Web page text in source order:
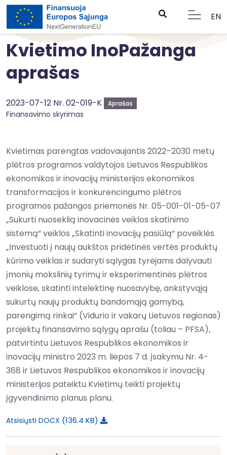
EN
Kvietimo InoPažanga
aprašas
2023-07-12 Nr. 02-019-K Aprašas
Finansavimo skyrimas
Kvietimas parengtas vadovaujantis 2022–2030 metų
plėtros programos valdytojos Lietuvos Respublikos
ekonomikos ir inovacijų ministerijos ekonomikos
transformacijos ir konkurencingumo plėtros
programos pažangos priemonės Nr. 05-001-01-05-07
„Sukurti nuoseklią inovacinės veiklos skatinimo
sistemą“ veiklos „Skatinti inovacijų pasiūlą“ poveiklės
„Investuoti į naujų aukštos pridėtinės vertės produktų
kūrimo veiklas ir sudaryti sąlygas tyrėjams dalyvauti
įmonių mokslinių tyrimų ir eksperimentinės plėtros
veiklose, skatinti intelektinę nuosavybę, ankstyvąją
sukurtų naujų produktų bandomąją gamybą,
parengimą rinkai“ (Vidurio ir vakarų Lietuvos regionas)
projektų finansavimo sąlygų aprašu (toliau – PFSA),
patvirtintu Lietuvos Respublikos ekonomikos ir
inovacijų ministro 2023 m. liepos 7 d. įsakymu Nr. 4-
368 ir Lietuvos Respublikos ekonomikos ir inovacijų
ministerijos pateiktu Kvietimų teikti projektų
įgyvendinimo planus planu.
Atsisiųsti DOCX 136.4 KB